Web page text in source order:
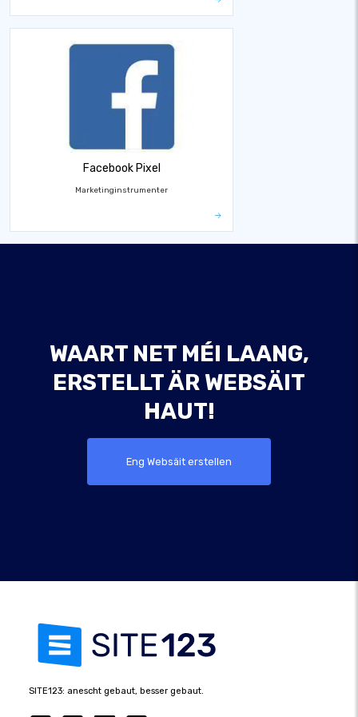
Facebook Pixel
Marketinginstrumenter
WAART NET MÉI LAANG,
ERSTELLT ÄR WEBSÄIT
HAUT!
Eng Websäit erstellen
SITE123: anescht gebaut, besser gebaut.